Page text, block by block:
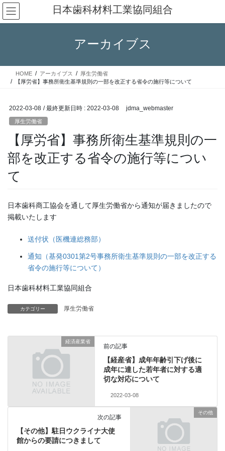
コ
ン
テ
ス
ナ
ビ
ゲ
ン
日本歯科材料工業協同組合
アーカイブス
HOME アーカイブス
厚生労働省
【厚労省】事務所衛生基準規則の一部を改正する省令の施行等について
2022-03-08 / 最終更新日時 : 2022-03-08 jdma_webmaster
厚生労働省
【厚労省】事務所衛生基準規則の一
部を改正する省令の施行等につい
て
日本歯科商工協会を通して厚生労働省から通知が届きましたので
掲載いたします
送付状（医機連総務部）
通知（基発0301第2号事務所衛生基準規則の一部を改正する
省令の施行等について）
日本歯科材料工業協同組合
カテゴリー 厚生労働省
経済産業省
前の記事
【経産省】成年年齢引下げ後に
成年に達した若年者に対する適
切な対応について
2022-03-08
その他
次の記事
【その他】駐日ウクライナ大使
館からの要請につきまして